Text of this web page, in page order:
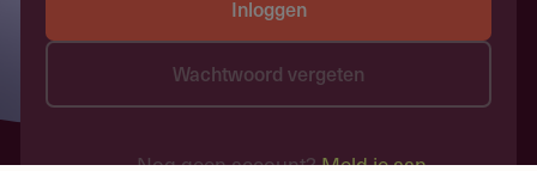
Inloggen
Wachtwoord vergeten
Nog geen account?Meld je aan